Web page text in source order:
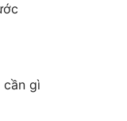
cần gì